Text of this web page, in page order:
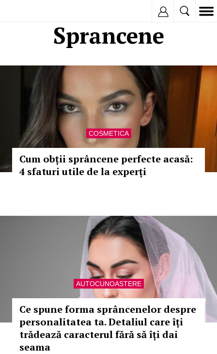
Sprancene
COSMETICA
Cum obții sprâncene perfecte acasă:
4 sfaturi utile de la experți
AUTOCUNOASTERE
Ce spune forma sprâncenelor despre
personalitatea ta. Detaliul care îți
trădează caracterul fără să îți dai
seama